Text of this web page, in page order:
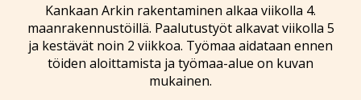
Kankaan Arkin rakentaminen alkaa viikolla 4.
maanrakennustöillä. Paalutustyöt alkavat viikolla 5
ja kestävät noin 2 viikkoa. Työmaa aidataan ennen
töiden aloittamista ja työmaa-alue on kuvan
mukainen.